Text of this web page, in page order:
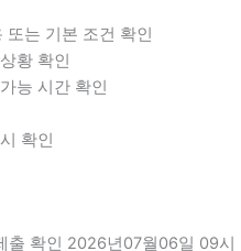
또는 기본 조건 확인
황 확인
능 시간 확인
확인
출 확인 2026년07월06일 09시